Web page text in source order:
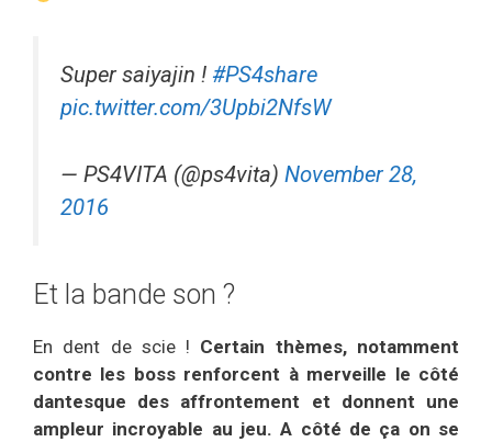
Super saiyajin ! #PS4share
pic.twitter.com/3Upbi2NfsW
— PS4VITA (@ps4vita) November 28,
2016
Et la bande son ?
En dent de scie ! Certain thèmes, notamment
contre les boss renforcent à merveille le côté
dantesque des affrontement et donnent une
ampleur incroyable au jeu. A côté de ça on se